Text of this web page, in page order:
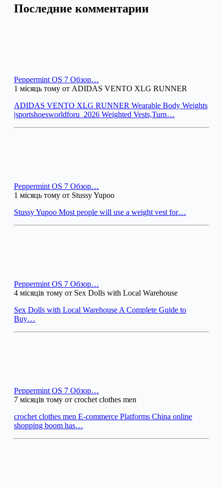
Последние комментарии
Peppermint OS 7 Обзор…
1 місяць тому от ADIDAS VENTO XLG RUNNER
ADIDAS VENTO XLG RUNNER Wearable Body Weights
|sportshoesworldforu_2026 Weighted Vests,Turn…
Peppermint OS 7 Обзор…
1 місяць тому от Stussy Yupoo
Stussy Yupoo Most people will use a weight vest for…
Peppermint OS 7 Обзор…
4 місяців тому от Sex Dolls with Local Warehouse
Sex Dolls with Local Warehouse A Complete Guide to
Buy…
Peppermint OS 7 Обзор…
7 місяців тому от crochet clothes men
crochet clothes men E-commerce Platforms China online
shopping boom has…